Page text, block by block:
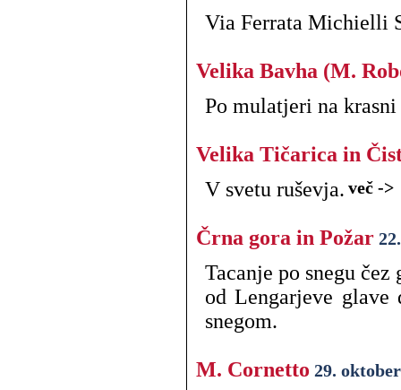
Via Ferrata Michielli
Velika Bavha (M.
Po mulatjeri na
Velika Tičarica in
V svetu ruševja. več ->
Črna gora in Požar
Tacanje po snegu
od Lengarjeve glave
snegom.
M. Cornetto 29.